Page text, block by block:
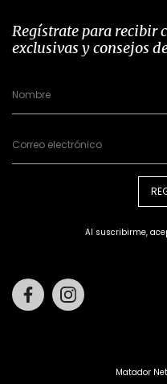
Regístrate para recibir
exclusivas y consejos
Al suscribirme,
Facebook
Matador